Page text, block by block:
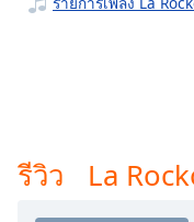
Descriptions
subtitles
รีวิว La